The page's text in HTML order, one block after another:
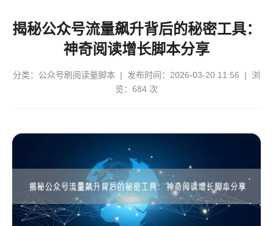
揭秘公众号流量飙升背后的秘密工具：
神奇阅读增长脚本分享
分类： 公众号刷阅读量脚本 | 发布时间：2026-03-20 11:56 | 浏
览：684 次